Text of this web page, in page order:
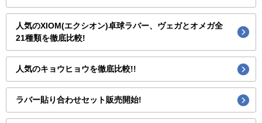
人気のXIOM(エクシオン)卓球ラバー、ヴェガとオメガ全
21種類を徹底比較!
人気のキョウヒョウを徹底比較!!
ラバー貼り合わせセット販売開始!